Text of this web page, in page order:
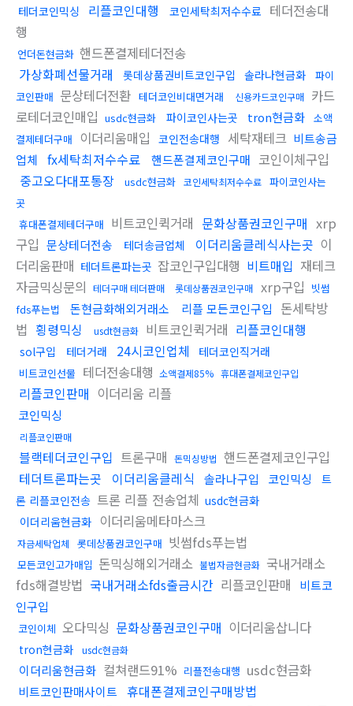
테더코인믹싱 리플코인대행 코인세탁최저수수료 테더전송대
행
언더돈현금화 핸드폰결제테더전송
가상화폐선물거래
롯데상품권비트코인구입 솔라나현금화
파이
코인판매 문상테더전환 테더코인비대면거래 신용카드코인구매 카드
로테더코인매입 usdc현금화 파이코인사는곳 tron현금화 소액
결제테더구매
이더리움매입 코인전송대행 세탁재테크 비트송금
업체
fx세탁최저수수료 핸드폰결제코인구매 코인이체구입
중고오다대포통장
usdc현금화 코인세탁최저수수료 파이코인사는
곳
휴대폰결제테더구매 비트코인퀵거래 문화상품권코인구매 xrp
구입 문상테더전송 테더송금업체 이더리움클레식사는곳 이
더리움판매 테더트론파는곳 잡코인구입대행 비트매입 재테크
자금믹싱문의 테더구매 테더판매 롯데상품권코인구매 xrp구입 빗썸
fds푸는법
돈현금화해외거래소 리플 모든코인구입
돈세탁방
법 횡령믹싱 usdt현금화 비트코인퀵거래 리플코인대행
sol구입 테더거래 24시코인업체 테더코인직거래
비트코인선물 테더전송대행 소액결제85% 휴대폰결제코인구입
리플코인판매 이더리움 리플
코인믹싱
리플코인판매
블랙테더코인구입 트론구매 돈믹싱방법 핸드폰결제코인구입
테더트론파는곳
이더리움클레식 솔라나구입 코인믹싱
트
론 리플코인전송 트론 리플 전송업체 usdc현금화
이더리움현금화 이더리움메타마스크
자금세탁업체 롯데상품권코인구매 빗썸fds푸는법
모든코인고가매입 돈믹싱해외거래소 불법자금현금화 국내거래소
fds해결방법 국내거래소fds출금시간 리플코인판매
비트코
인구입
코인이체 오다믹싱 문화상품권코인구매 이더리움삽니다
tron현금화 usdc현금화
이더리움현금화 컬쳐랜드91% 리플전송대행 usdc현금화
비트코인판매사이트 휴대폰결제코인구매방법